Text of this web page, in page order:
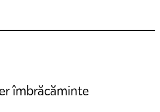
îmbrăcăminte